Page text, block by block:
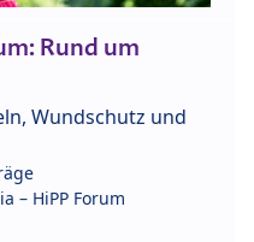
Rund um
Wundschutz und
– HiPP Forum